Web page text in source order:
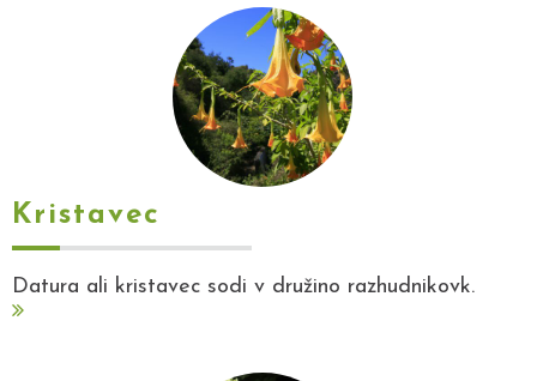
Kristavec
Datura ali kristavec sodi v družino razhudnikovk.